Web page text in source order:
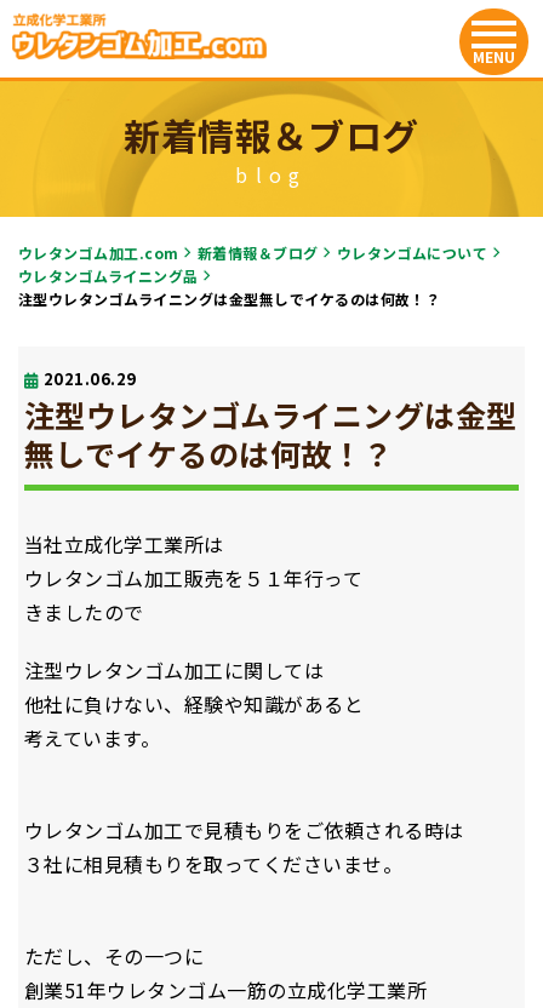
新着情報＆ブログ
blog
ウレタンゴム加工.com 新着情報＆ブログ
ウレタンゴムについて
ウレタンゴムライニング品
注型ウレタンゴムライニングは金型無しでイケるのは何故！？
2021.06.29
注型ウレタンゴムライニングは金型
無しでイケるのは何故！？
当社立成化学工業所は
ウレタンゴム加工販売を５１年行って
きましたので
注型ウレタンゴム加工に関しては
他社に負けない、経験や知識があると
考えています。
ウレタンゴム加工で見積もりをご依頼される時は
３社に相見積もりを取ってくださいませ。
ただし、その一つに
創業51年ウレタンゴム一筋の立成化学工業所